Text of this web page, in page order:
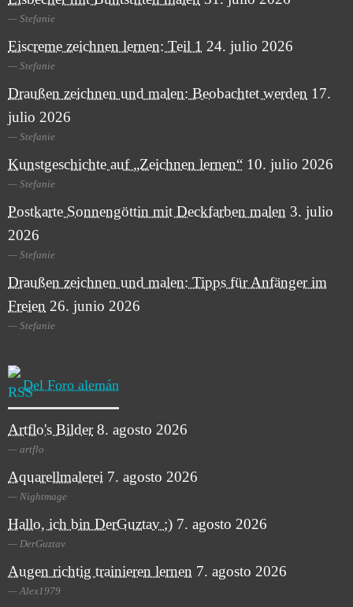
Stefanie
Eiscreme zeichnen lernen: Teil 1 24. julio 2026
Stefanie
Draußen zeichnen und malen: Beobachtet werden 17.
julio 2026
Stefanie
Kunstgeschichte auf „Zeichnen lernen“ 10. julio 2026
Stefanie
Postkarte Sonnengöttin mit Deckfarben malen 3. julio
2026
Stefanie
Draußen zeichnen und malen: Tipps für Anfänger im
Freien 26. junio 2026
Stefanie
Del Foro alemán
Artflo's Bilder 8. agosto 2026
artflo
Aquarellmalerei 7. agosto 2026
Nightmage
Hallo, ich bin DerGuztav ;) 7. agosto 2026
DerGuztav
Augen richtig trainieren lernen 7. agosto 2026
Alex1979